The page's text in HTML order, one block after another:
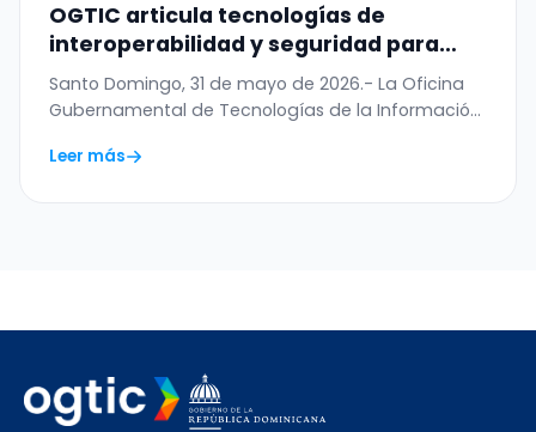
OGTIC articula tecnologías de
interoperabilidad y seguridad para
digitalizar el Permiso de Salida del
Menor
Santo Domingo, 31 de mayo de 2026.- La Oficina
Gubernamental de Tecnologías de la Información
Leer más